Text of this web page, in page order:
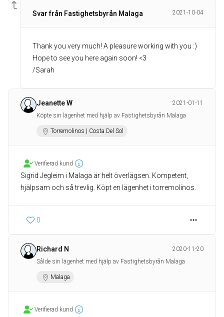
Svar från Fastighetsbyrån Malaga 2021-10-04
Thank you very much! A pleasure working with you :)
Hope to see you here again soon! <3
/Sarah
Jeanette W
2021-01-11
Köpte sin lägenhet med hjälp av Fastighetsbyrån Malaga
Torremolinos | Costa Del Sol
Verifierad kund
Sigrid Jegleim i Malaga är helt överlägsen. Kompetent,
hjälpsam och så trevlig. Köpt en lägenhet i torremolinos.
0
Richard N
2020-11-20
Sålde sin lägenhet med hjälp av Fastighetsbyrån Malaga
Malaga
Verifierad kund